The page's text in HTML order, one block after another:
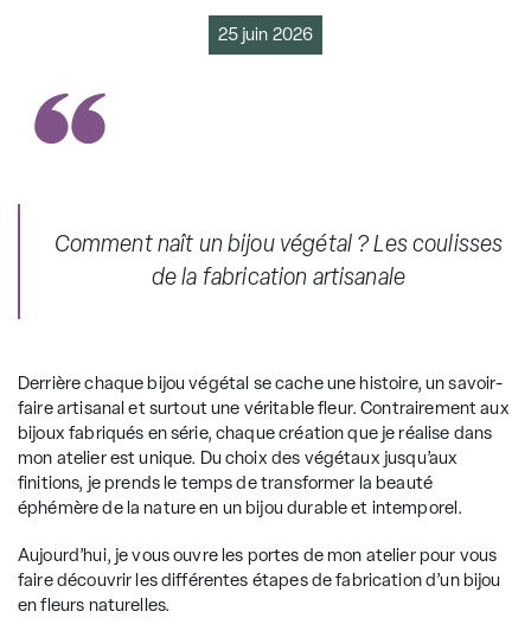
25 juin 2026
Comment naît un bijou végétal ? Les coulisses
de la fabrication artisanale
Derrière chaque bijou végétal se cache une histoire, un savoir-
faire artisanal et surtout une véritable fleur. Contrairement aux
bijoux fabriqués en série, chaque création que je réalise dans
mon atelier est unique. Du choix des végétaux jusqu’aux
finitions, je prends le temps de transformer la beauté
éphémère de la nature en un bijou durable et intemporel.
Aujourd’hui, je vous ouvre les portes de mon atelier pour vous
faire découvrir les différentes étapes de fabrication d’un bijou
en fleurs naturelles.